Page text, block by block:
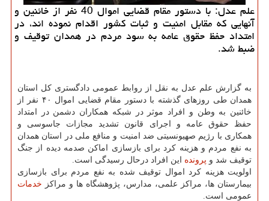
علم عدل: با دستور مقام قضایی اموال 40 نفر از خائنین و
آنهایی که مقابل امنیت و ثبات کشور اقدام نموده اند، در
امتداد حفظ حقوق عامه به سود مردم در همدان توقیف و
ضبط شد.
به گزارش علم عدل به نقل از روابط عمومی دادگستری کل استان
همدان طی روزهای گذشته با دستور مقام قضایی اموال ۴۰ نفر از
خائنین به وطن و افراد موثر در شبکه همکاران دشمن در امتداد
حفظ حقوق عامه و اجرای قانون تشدید مجازات جاسوسی و
همکاری با رژیم صهیونسیتی ضد امنیت و منافع ملی در استان همدان
به نفع مردم و هزینه کرد برای بازسازی اماکن صدمه دیده از جنگ
توقیف شد و پرونده این افراد درحال رسیدگی است.
اولویت هزینه کرد اموال توقیف شده به نفع مردم برای بازسازی
بیمارستان ها، مراکز علمی، مدارس، پژوهشگاه ها و مراکز خدمات
عمومی است.